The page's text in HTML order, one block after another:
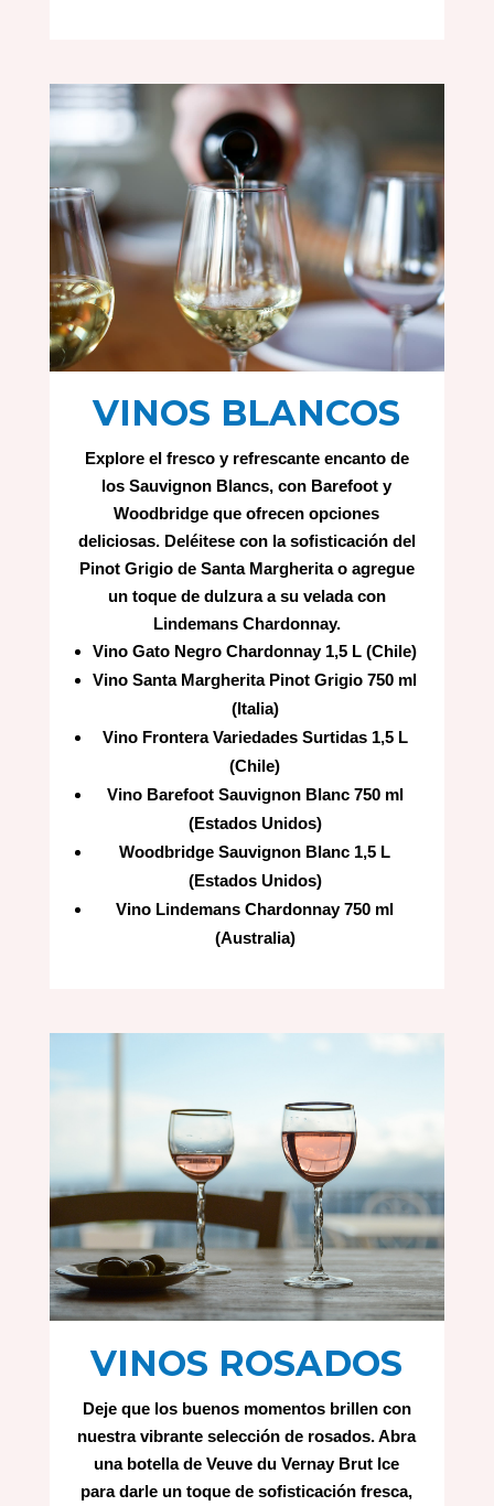
VINOS BLANCOS
Explore el fresco y refrescante encanto de
los Sauvignon Blancs, con Barefoot y
Woodbridge que ofrecen opciones
deliciosas. Deléitese con la sofisticación del
Pinot Grigio de Santa Margherita o agregue
un toque de dulzura a su velada con
Lindemans Chardonnay.
Vino Gato Negro Chardonnay 1,5 L (Chile)
Vino Santa Margherita Pinot Grigio 750 ml
(Italia)
Vino Frontera Variedades Surtidas 1,5 L
(Chile)
Vino Barefoot Sauvignon Blanc 750 ml
(Estados Unidos)
Woodbridge Sauvignon Blanc 1,5 L
(Estados Unidos)
Vino Lindemans Chardonnay 750 ml
(Australia)
VINOS ROSADOS
Deje que los buenos momentos brillen con
nuestra vibrante selección de rosados. Abra
una botella de Veuve du Vernay Brut Ice
para darle un toque de sofisticación fresca,